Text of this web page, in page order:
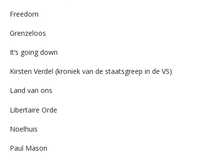
Freedom
Grenzeloos
It’s going down
Kirsten Verdel (kroniek van de staatsgreep in de VS)
Land van ons
Libertaire Orde
Noelhuis
Paul Mason